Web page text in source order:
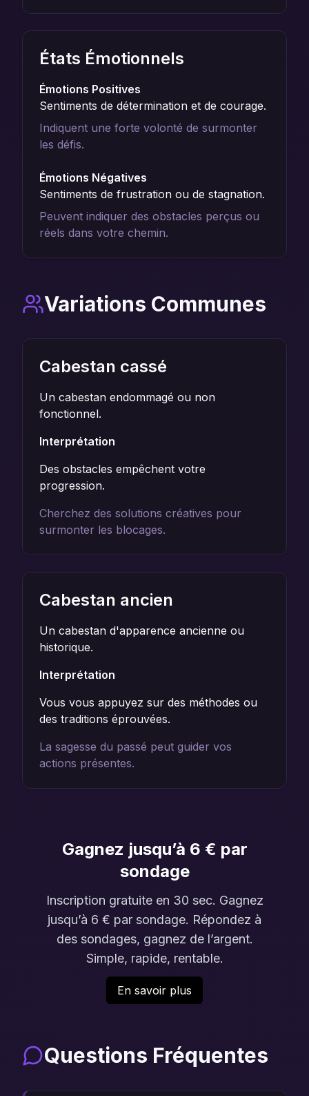
États Émotionnels
Émotions Positives
Sentiments de détermination et de courage.
Indiquent une forte volonté de surmonter
les défis.
Émotions Négatives
Sentiments de frustration ou de stagnation.
Peuvent indiquer des obstacles perçus ou
réels dans votre chemin.
Variations Communes
Cabestan cassé
Un cabestan endommagé ou non
fonctionnel.
Interprétation
Des obstacles empêchent votre
progression.
Cherchez des solutions créatives pour
surmonter les blocages.
Cabestan ancien
Un cabestan d'apparence ancienne ou
historique.
Interprétation
Vous vous appuyez sur des méthodes ou
des traditions éprouvées.
La sagesse du passé peut guider vos
actions présentes.
Gagnez jusqu’à 6 € par
sondage
Inscription gratuite en 30 sec. Gagnez
jusqu’à 6 € par sondage. Répondez à
des sondages, gagnez de l’argent.
Simple, rapide, rentable.
En savoir plus
Questions Fréquentes